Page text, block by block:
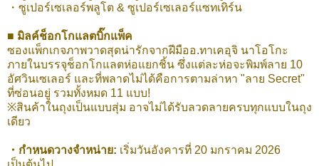
・ซูเปอร์เซเลอร์พลูโต & ซูเปอร์เซเลอร์แซทเทิร์น
■ มิลค์ช็อกโกแลตบิ๊กแพ็ค
ซองแพ็กเกจภาพวาดสุดน่ารักจากฝีมืออ.ทาเคอุจิ นาโอโกะ
ภายในบรรจุช็อกโกแลตห่อแยกชิ้น ซึ่งแต่ละห่อจะพิมพ์ลาย 10
อัศวินเซเลอร์ และที่พลาดไม่ได้คือการตามล่าหา "ลาย Secret"
ที่ซ่อนอยู่ รวมทั้งหมด 11 แบบ!
※สินค้าในถุงเป็นแบบสุ่ม อาจไม่ได้รับลวดลายครบทุกแบบในถุง
เดียว
・กำหนดวางจำหน่าย: เริ่มวันอังคารที่ 20 มกราคม 2026